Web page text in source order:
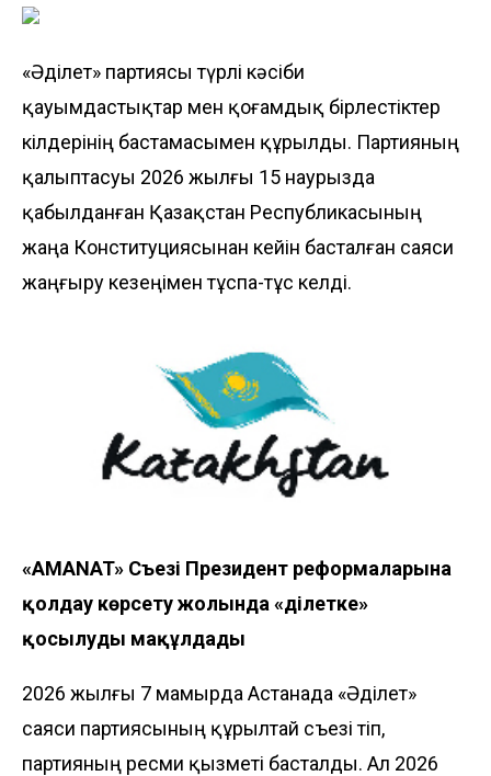
«Әділет» партиясы түрлі кәсіби
қауымдастықтар мен қоғамдық бірлестіктер
өкілдерінің бастамасымен құрылды. Партияның
қалыптасуы 2026 жылғы 15 наурызда
қабылданған Қазақстан Республикасының
жаңа Конституциясынан кейін басталған саяси
жаңғыру кезеңімен тұспа-тұс келді.
«AMANAT» Съезі Президент реформаларына
қолдау көрсету жолында «Әділетке»
қосылуды мақұлдады
2026 жылғы 7 мамырда Астанада «Әділет»
саяси партиясының құрылтай съезі өтіп,
партияның ресми қызметі басталды. Ал 2026